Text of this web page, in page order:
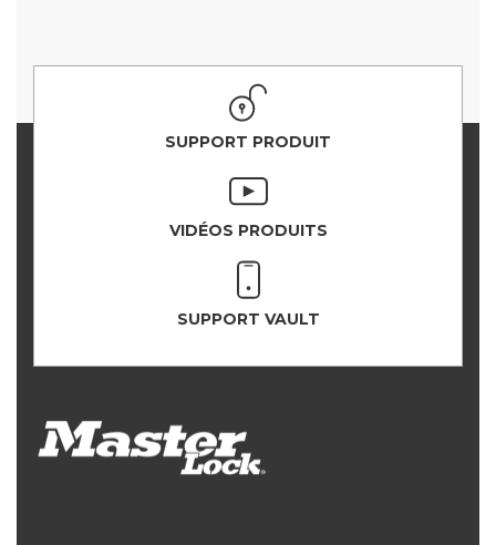
SUPPORT PRODUIT
VIDÉOS PRODUITS
SUPPORT VAULT